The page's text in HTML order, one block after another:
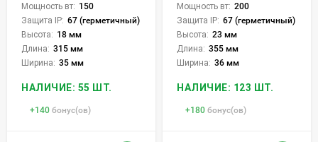
Мощность вт: 150
Защита IP: 67 (герметичный)
Высота: 18 мм
Длина: 315 мм
Ширина: 35 мм
НАЛИЧИЕ: 55 ШТ.
+140 бонус(ов)
Мощность вт: 200
Защита IP: 67 (герметичный)
Высота: 23 мм
Длина: 355 мм
Ширина: 36 мм
НАЛИЧИЕ: 123 ШТ.
+180 бонус(ов)